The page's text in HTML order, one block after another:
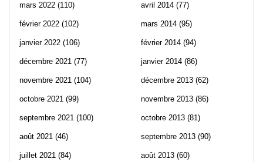
mars 2022 (110)
février 2022 (102)
janvier 2022 (106)
décembre 2021 (77)
novembre 2021 (104)
octobre 2021 (99)
septembre 2021 (100)
août 2021 (46)
juillet 2021 (84)
avril 2014 (77)
mars 2014 (95)
février 2014 (94)
janvier 2014 (86)
décembre 2013 (62)
novembre 2013 (86)
octobre 2013 (81)
septembre 2013 (90)
août 2013 (60)